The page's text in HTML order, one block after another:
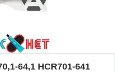
64,1 HCR701-641